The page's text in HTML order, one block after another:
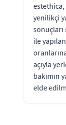
estethica,
yenilikçi
sonuçları
ile
açıyla
bakımın
elde